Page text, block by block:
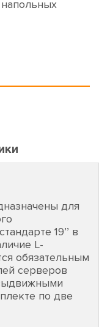
для
19’’ в
L-
обязательным
серверов
по две